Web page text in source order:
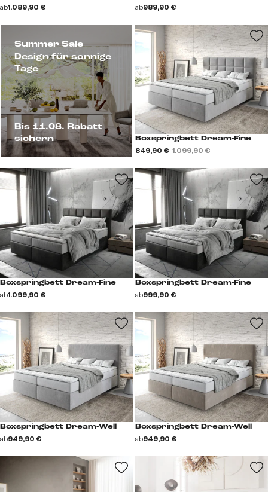
Summer Sale
Design für sonnige
Tage
Bis 11.08. Rabatt
sichern
ab1.089,90 € ab989,90 €
Boxspringbett Dream-Fine
849,90 € 1.099,90 €
Boxspringbett Dream-Fine
ab1.099,90 €
Boxspringbett Dream-Fine
ab999,90 €
Boxspringbett Dream-Well
ab949,90 €
Boxspringbett Dream-Well
ab949,90 €